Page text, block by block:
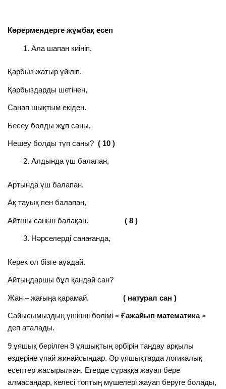
Көрермендерге жұмбақ есеп
Ала шапан киініп,
Қарбыз жатыр үйіліп.
Қарбыздарды шетінен,
Санап шықтым екіден.
Бесеу болды жұп саны,
Нешеу болды түп саны?( 10 )
Алдында үш балапан,
Артында үш балапан.
Ақ тауық пен балапан,
Айтшы санын балақан.( 8 )
Нәрселерді санағанда,
Керек ол бізге ауадай.
Айтыңдаршы бұл қандай сан?
Жан – жағыңа қарамай.( натурал сан )
Сайысымыздың үшінші бөлімі« Ғажайып математика »
деп аталады.
9 ұяшық берілген 9 ұяшықтың әрбірін таңдау арқылы
өздеріңе ұпай жинайсыңдар. Әр ұяшықтарда логикалық
есептер жасырылған. Егерде сұраққа жауап бере
алмасаңдар, келесі топтың мүшелері жауап беруге болады,